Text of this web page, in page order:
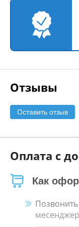
Отзывы
Оставить отзыв
Оплата с
Как